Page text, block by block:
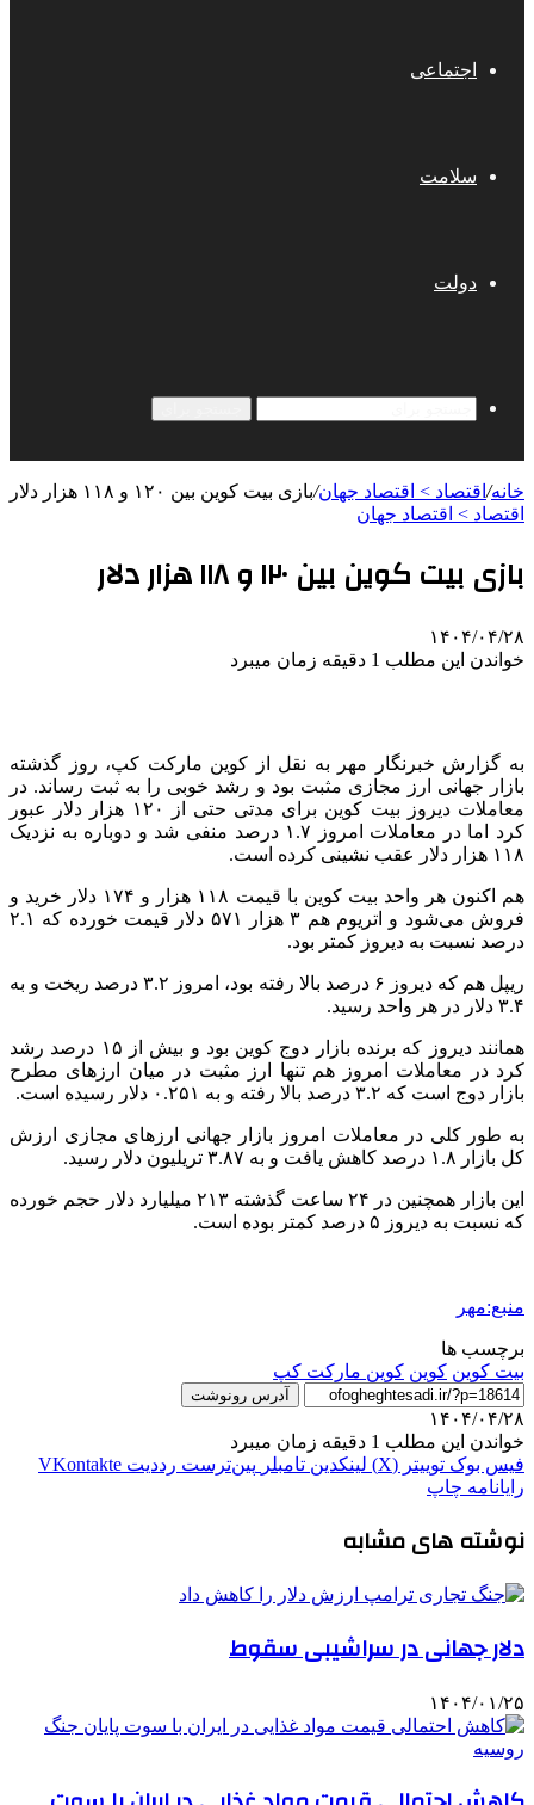
اجتماعی
سلامت
دولت
خانه/ اقتصاد > اقتصاد جهان/بازی بیت کوین بین ۱۲۰ و ۱۱۸ هزار دلار
اقتصاد > اقتصاد جهان
بازی بیت کوین بین ۱۲۰ و ۱۱۸ هزار دلار
۱۴۰۴/۰۴/۲۸
خواندن این مطلب 1 دقیقه زمان میبرد
به گزارش خبرنگار مهر به نقل از کوین مارکت کپ، روز گذشته
بازار جهانی ارز مجازی مثبت بود و رشد خوبی را به ثبت رساند. در
معاملات دیروز بیت کوین برای مدتی حتی از ۱۲۰ هزار دلار عبور
کرد اما در معاملات امروز ۱.۷ درصد منفی شد و دوباره به نزدیک
۱۱۸ هزار دلار عقب نشینی کرده است.
هم اکنون هر واحد بیت کوین با قیمت ۱۱۸ هزار و ۱۷۴ دلار خرید و
فروش می‌شود و اتریوم هم ۳ هزار ۵۷۱ دلار قیمت خورده که ۲.۱
درصد نسبت به دیروز کمتر بود.
ریپل
هم که دیروز ۶ درصد بالا رفته بود، امروز ۳.۲ درصد ریخت و به
۳.۴ دلار در هر واحد رسید.
همانند دیروز که برنده بازار دوج
کوین بود و بیش از ۱۵ درصد رشد
کرد در معاملات امروز هم تنها ارز مثبت در میان ارزهای مطرح
بازار دوج است که ۳.۲ درصد بالا رفته و به ۰.۲۵۱ دلار رسیده است.
به طور کلی در معاملات امروز بازار جهانی ارزهای مجازی ارزش
کل بازار ۱.۸ درصد کاهش یافت و به ۳.۸۷ تریلیون دلار رسید.
این بازار همچنین در ۲۴ ساعت گذشته ۲۱۳ میلیارد دلار حجم خورده
که نسبت به دیروز ۵ درصد کمتر بوده است.
منبع:مهر
برچسب ها
بیت کوین کوین کوین مارکت کپ
آدرس رونوشت
۱۴۰۴/۰۴/۲۸
خواندن این مطلب 1 دقیقه زمان میبرد
فیس بوک توییتر (X) لینکدین ‫تامبلر ‫پین‌ترست ‫رددیت ‫VKontakte
رایانامه چاپ
نوشته های مشابه
دلار جهانی در سراشیبی سقوط
۱۴۰۴/۰۱/۲۵